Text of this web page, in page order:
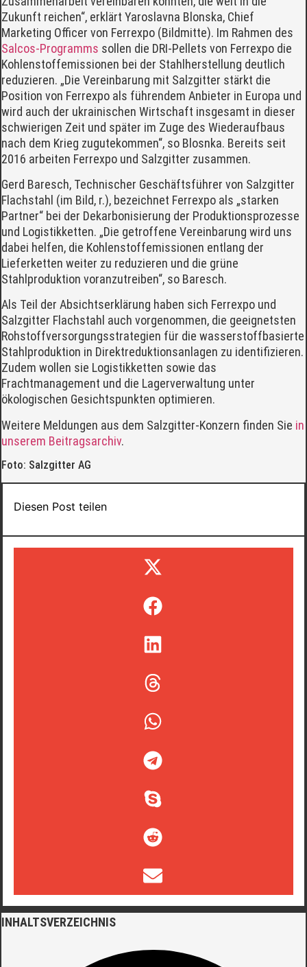
Zukunft reichen“, erklärt Yaroslavna Blonska, Chief
Marketing Officer von Ferrexpo (Bildmitte). Im Rahmen des
Salcos-Programms sollen die DRI-Pellets von Ferrexpo die
Kohlenstoffemissionen bei der Stahlherstellung deutlich
reduzieren. „Die Vereinbarung mit Salzgitter stärkt die
Position von Ferrexpo als führendem Anbieter in Europa und
wird auch der ukrainischen Wirtschaft insgesamt in dieser
schwierigen Zeit und später im Zuge des Wiederaufbaus
nach dem Krieg zugutekommen“, so Blosnka. Bereits seit
2016 arbeiten Ferrexpo und Salzgitter zusammen.
Gerd Baresch, Technischer Geschäftsführer von Salzgitter
Flachstahl (im Bild, r.), bezeichnet Ferrexpo als „starken
Partner“ bei der Dekarbonisierung der Produktionsprozesse
und Logistikketten. „Die getroffene Vereinbarung wird uns
dabei helfen, die Kohlenstoffemissionen entlang der
Lieferketten weiter zu reduzieren und die grüne
Stahlproduktion voranzutreiben“, so Baresch.
Als Teil der Absichtserklärung haben sich Ferrexpo und
Salzgitter Flachstahl auch vorgenommen, die geeignetsten
Rohstoffversorgungsstrategien für die wasserstoffbasierte
Stahlproduktion in Direktreduktionsanlagen zu identifizieren.
Zudem wollen sie Logistikketten sowie das
Frachtmanagement und die Lagerverwaltung unter
ökologischen Gesichtspunkten optimieren.
Weitere Meldungen aus dem Salzgitter-Konzern finden Sie in
unserem Beitragsarchiv.
Foto: Salzgitter AG
Diesen Post teilen
INHALTSVERZEICHNIS